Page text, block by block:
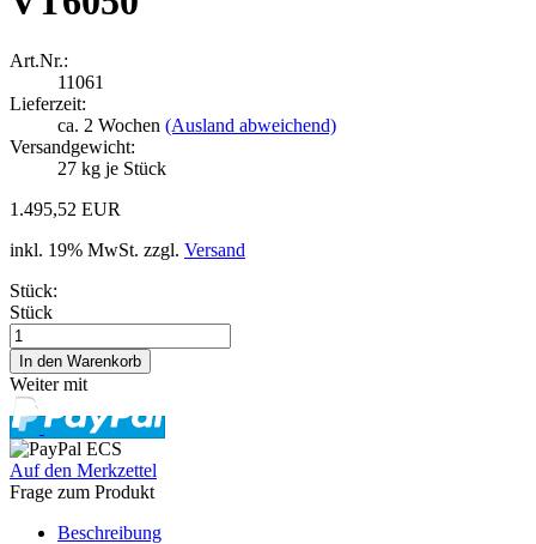
Art.Nr.:
11061
Lieferzeit:
ca. 2 Wochen (Ausland abweichend)
Versandgewicht:
27 kg je Stück
1.495,52 EUR
inkl. 19% MwSt. zzgl. Versand
Stück:
Stück
Weiter mit
Auf den Merkzettel
Frage zum Produkt
Beschreibung